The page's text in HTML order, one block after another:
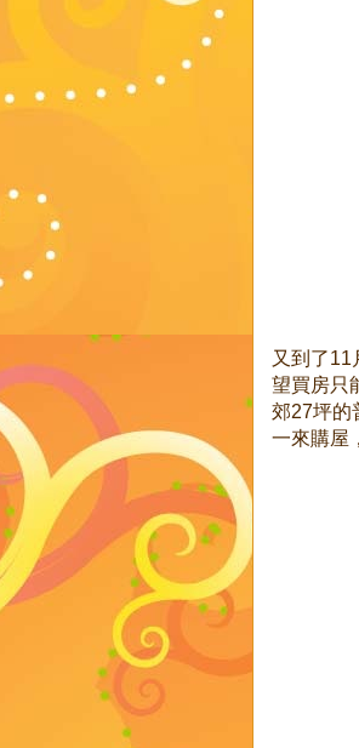
又到了11
望買房只
郊27坪的
一來購屋